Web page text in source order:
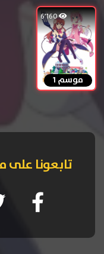
6٬160
موسم 1
تابعونا على